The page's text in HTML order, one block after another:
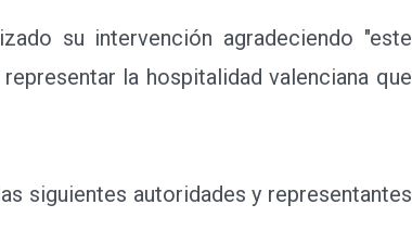
su intervención agradeciendo "este
la hospitalidad valenciana que
siguientes autoridades y representantes